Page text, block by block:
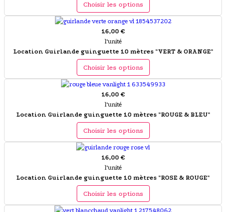
Choisir les options
16,00 €
l'unité
Location Guirlande guinguette 10 mètres "VERT & ORANGE"
Choisir les options
16,00 €
l'unité
Location Guirlande guinguette 10 mètres "ROUGE & BLEU"
Choisir les options
16,00 €
l'unité
Location Guirlande guinguette 10 mètres "ROSE & ROUGE"
Choisir les options